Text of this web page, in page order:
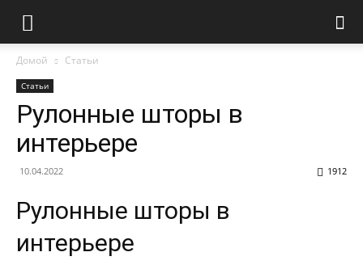
Домой Статьи
Статьи
Рулонные шторы в
интерьере
10.04.2022 1912
Рулонные шторы в
интерьере